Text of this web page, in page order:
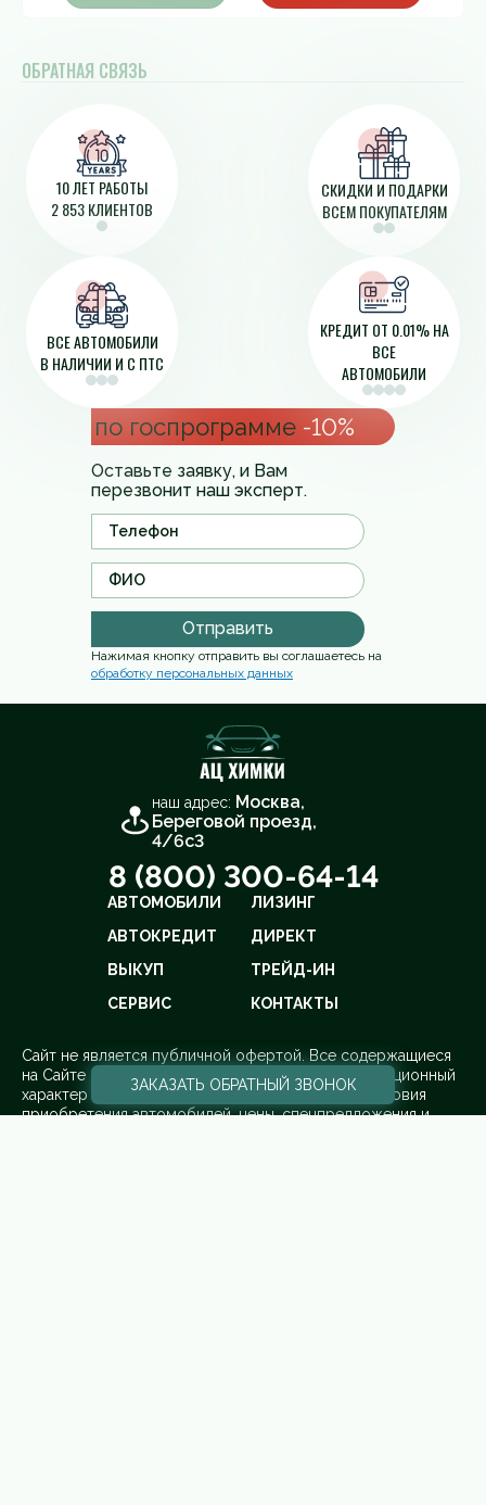
ОБРАТНАЯ СВЯЗЬ
по госпрограмме -10%
Оставьте заявку, и Вам
перезвонит наш эксперт.
Отправить
Нажимая кнопку отправить вы соглашаетесь на
обработку персональных данных
10 ЛЕТ РАБОТЫ
2 853 КЛИЕНТОВ
СКИДКИ И ПОДАРКИ
ВСЕМ ПОКУПАТЕЛЯМ
ВСЕ АВТОМОБИЛИ
В НАЛИЧИИ И С ПТС
КРЕДИТ ОТ 0.01% НА
ВСЕ
АВТОМОБИЛИ
наш адрес: Москва,
Береговой проезд,
4/6с3
8 (800) 300-64-14
АВТОМОБИЛИ
ЛИЗИНГ
АВТОКРЕДИТ
ДИРЕКТ
ВЫКУП
ТРЕЙД-ИН
СЕРВИС
КОНТАКТЫ
Cайт не является публичной офертой. Все содержащиеся
на Сайте сведения носят исключительно информационный
характер и не является исчерпывающими. Все условия
приобретения автомобилей, цены, спецпредложения и
ЗАКАЗАТЬ ОБРАТНЫЙ ЗВОНОК